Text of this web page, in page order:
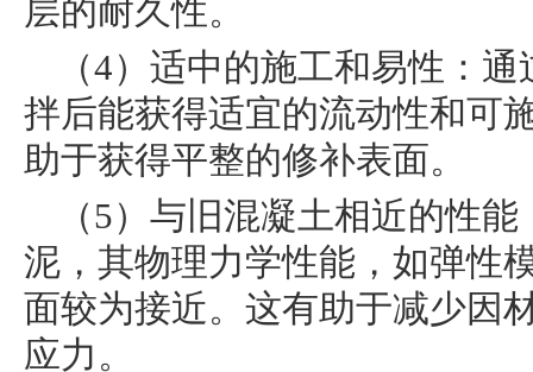
层的耐久性。
（4）适中的施工和易性：
拌后能获得适宜的流动性和可
助于获得平整的修补表面。
（5）与旧混凝土相近的性
泥，其物理力学性能，如弹性
面较为接近。这有助于减少因
应力。